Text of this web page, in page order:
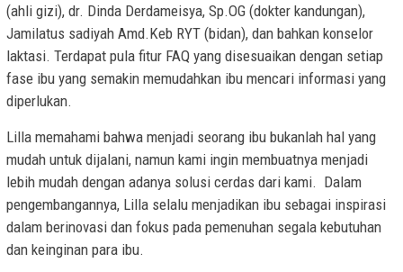
(ahli gizi), dr. Dinda Derdameisya, Sp.OG (dokter kandungan),
Jamilatus sadiyah Amd.Keb RYT (bidan), dan bahkan konselor
laktasi. Terdapat pula fitur FAQ yang disesuaikan dengan setiap
fase ibu yang semakin memudahkan ibu mencari informasi yang
diperlukan.
Lilla memahami bahwa menjadi seorang ibu bukanlah hal yang
mudah untuk dijalani, namun kami ingin membuatnya menjadi
lebih mudah dengan adanya solusi cerdas dari kami. Dalam
pengembangannya, Lilla selalu menjadikan ibu sebagai inspirasi
dalam berinovasi dan fokus pada pemenuhan segala kebutuhan
dan keinginan para ibu.